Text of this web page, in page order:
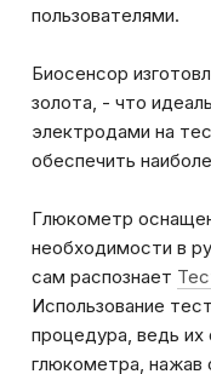
пользователями.
Биосенсор
золота, - что
электродами на
обеспечить
Глюкометр
необходимости в
сам распознает
Использование
процедура, ведь их
глюкометра,